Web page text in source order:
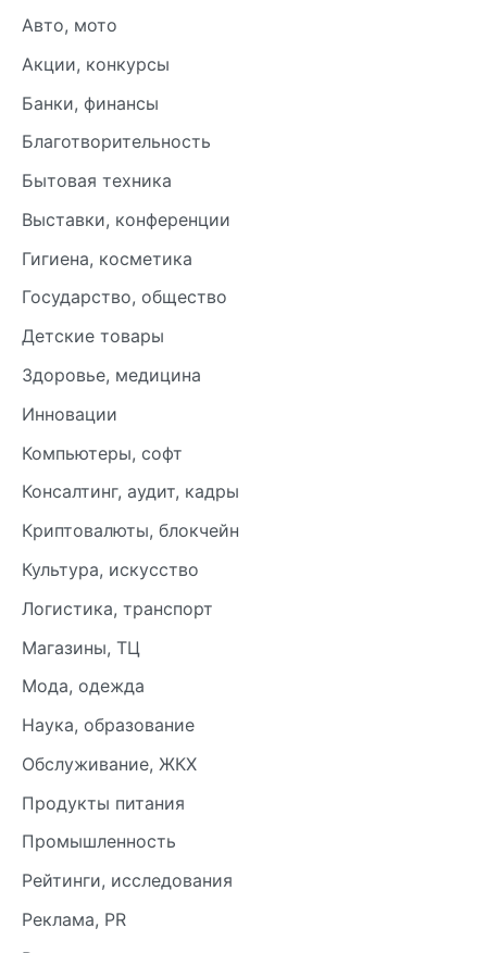
Авто, мото
Акции, конкурсы
Банки, финансы
Благотворительность
Бытовая техника
Выставки, конференции
Гигиена, косметика
Государство, общество
Детские товары
Здоровье, медицина
Инновации
Компьютеры, софт
Консалтинг, аудит, кадры
Криптовалюты, блокчейн
Культура, искусство
Логистика, транспорт
Магазины, ТЦ
Мода, одежда
Наука, образование
Обслуживание, ЖКХ
Продукты питания
Промышленность
Рейтинги, исследования
Реклама, PR